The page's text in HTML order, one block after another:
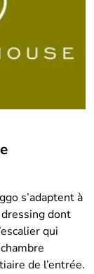
s’adaptent à
dont
qui
de l’entrée.